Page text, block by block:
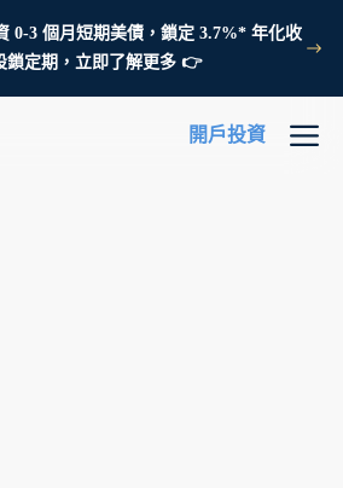
0-3 個月短期美債，鎖定 3.7%* 年化收
鎖定期，立即了解更多 👉
開戶投資